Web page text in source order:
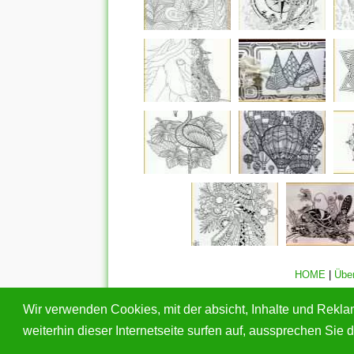
Wir verwenden Cookies, mit der absicht, Inhalte und
weiterhin dieser Internetseite surfen auf, aussprechen Sie
HOME
geschützte Bilder gefunden haben,